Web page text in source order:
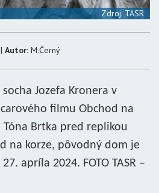
Zdroj: TASR
Autor: M.Černý
Jozefa Kronera v
filmu Obchod na
Brtka pred replikou
na korze, pôvodný dom je
apríla 2024. FOTO TASR –